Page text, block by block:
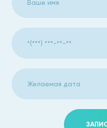
случаев, в III триместре
антител к
ребенка крайне мала.
обследоваться на
этапе планирования